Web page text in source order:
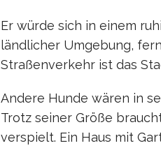
Er würde sich in einem
ländlicher Umgebung,
Straßenverkehr ist das
Andere Hunde wären in
Trotz seiner Größe
verspielt. Ein Haus mit